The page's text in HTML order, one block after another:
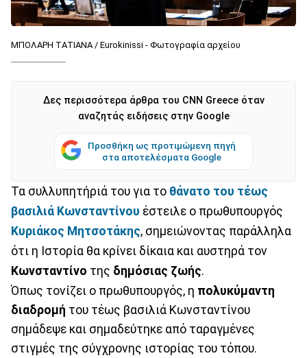
ΜΠΟΛΑΡΗ ΤΑΤΙΑΝΑ / Eurokinissi - Φωτογραφία αρχείου
Δες περισσότερα άρθρα του CNN Greece όταν
αναζητάς ειδήσεις στην Google
Προσθήκη ως προτιμώμενη πηγή
στα αποτελέσματα Google
Τα συλλυπητήριά του για το θάνατο του τέως
βασιλιά Κωνσταντίνου έστειλε ο πρωθυπουργός
Κυριάκος Μητσοτάκης, σημειώνοντας παράλληλα
ότι η Ιστορία θα κρίνει δίκαια και αυστηρά τον
Κωνσταντίνο της δημόσιας ζωής.
Όπως τονίζει ο πρωθυπουργός, η πολυκύμαντη
διαδρομή του τέως βασιλιά Κωνσταντίνου
σημάδεψε και σημαδεύτηκε από ταραγμένες
στιγμές της σύγχρονης ιστορίας του τόπου.